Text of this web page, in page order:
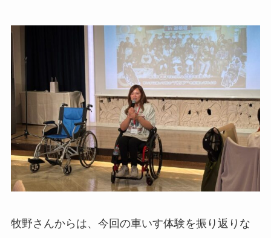
牧野さんからは、今回の車いす体験を振り返りな